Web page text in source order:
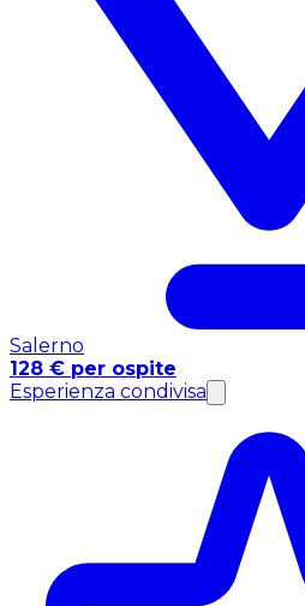
Salerno
128 € per ospite
Esperienza condivisa